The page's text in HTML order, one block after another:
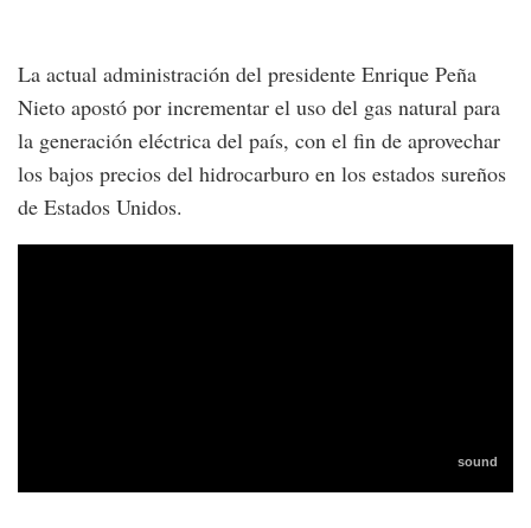
La actual administración del presidente Enrique Peña
Nieto apostó por incrementar el uso del gas natural para
la generación eléctrica del país, con el fin de aprovechar
los bajos precios del hidrocarburo en los estados sureños
de Estados Unidos.